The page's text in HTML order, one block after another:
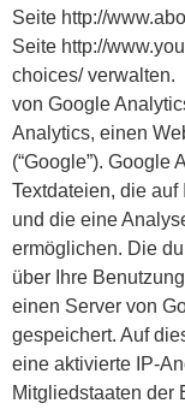
Seite http://
Seite http://
choices/
von Google
Analytics, einen
(“Google”). Google
Textdateien, die
und die eine
ermöglichen. Die
über Ihre
einen Server von
gespeichert. Auf
eine aktivierte IP-
Mitgliedstaaten der